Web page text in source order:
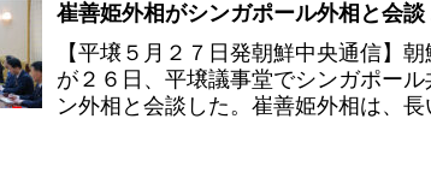
崔善姫外相がシンガポール外相と会談
【平壌５月２７日発朝鮮中央通信】
が２６日、平壌議事堂でシンガポー
ン外相と会談した。崔善姫外相は、